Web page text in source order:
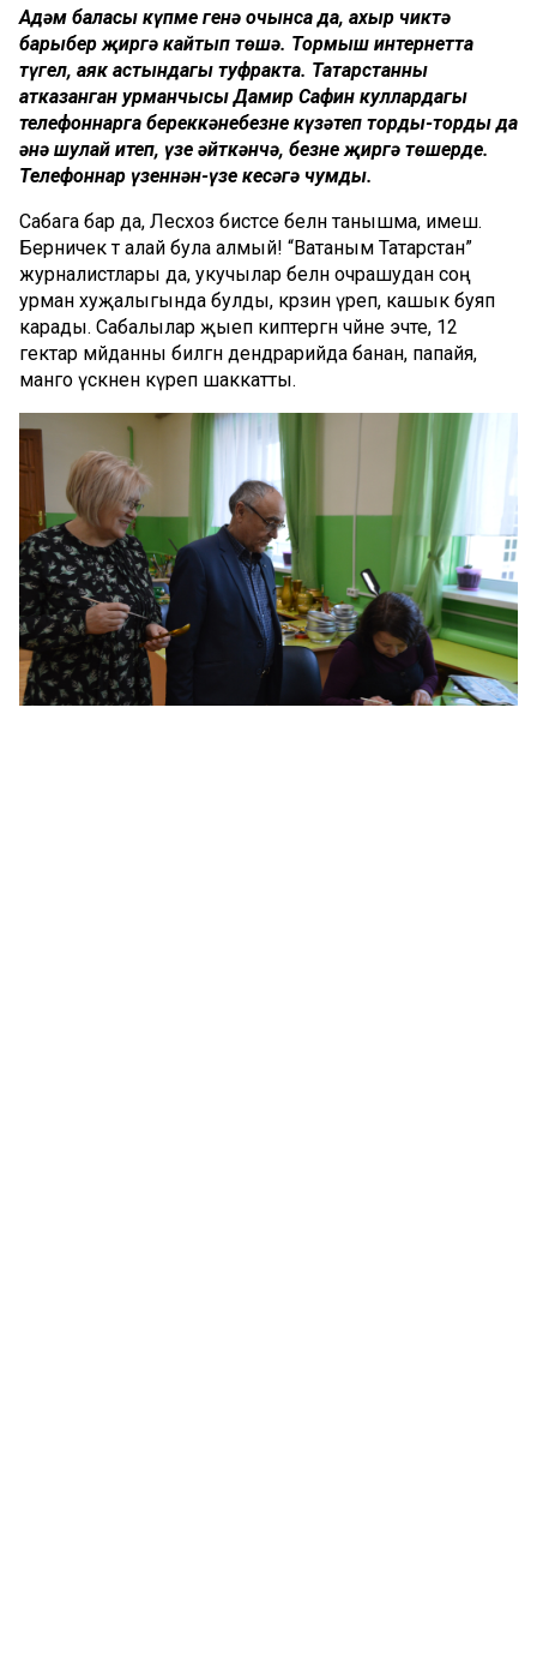
Адәм баласы күпме генә очынса да, ахыр чиктә
барыбер җиргә кайтып төшә. Тормыш интернетта
түгел, аяк астындагы туфракта. Татарстанның
атказанган урманчысы Дамир Сафин куллардагы
телефоннарга береккәнебезне күзәтеп торды-торды да
әнә шулай итеп, үзе әйткәнчә, безне җиргә төшерде.
Телефоннар үзеннән-үзе кесәгә чумды.
Сабага бар да, Лесхоз бистәсе белән танышма, имеш.
Берничек тә алай була алмый! “Ватаным Татарстан”
журналистлары да, укучылар белән очрашудан соң
урман хуҗалыгында булды, кәрзин үреп, кашык буяп
карады. Сабалылар җыеп киптергән чәйне эчте, 12
гектар мәйданны биләгән дендрарийда банан, папайя,
манго үскәнен күреп шаккатты.